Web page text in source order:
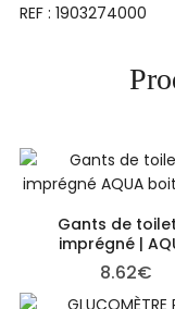
REF : 1903274000
Gants de
imprégné |
8.62€